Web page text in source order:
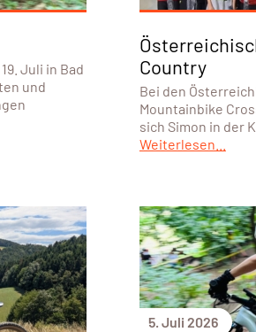
Juli in Bad
und
Country
Bei den
Mountainbike
sich Simon in der
Weiterlesen...
5. Juli 2026